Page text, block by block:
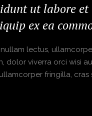
ut labore et
ex ea
lectus,
dolor viverra orci wisi
fringilla, cras